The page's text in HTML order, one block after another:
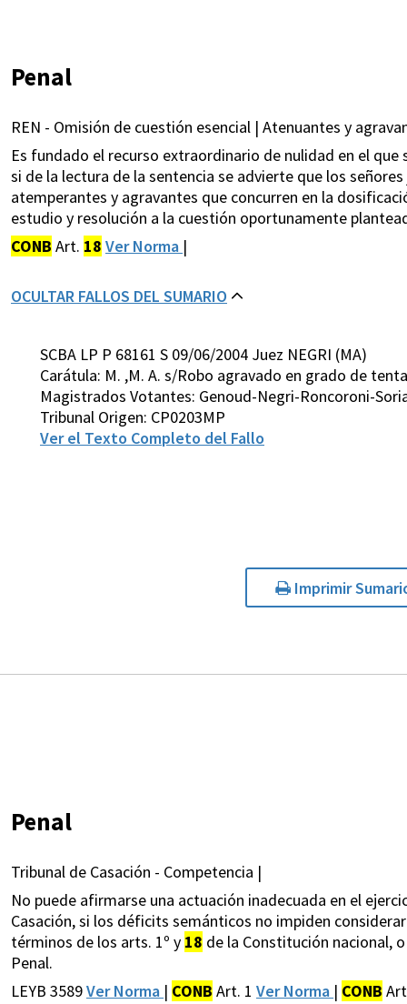
Penal
REN - Omisión de cuestión esencial | Atenuantes y
Es fundado el recurso extraordinario de nulidad en el
si de la lectura de la sentencia se advierte que los
atemperantes y agravantes que concurren en la
estudio y resolución a la cuestión oportunamente
CONB Art. 18 Ver Norma |
OCULTAR FALLOS DEL SUMARIO
SCBA LP P 68161 S 09/06/2004 Juez NEGRI (MA)
Carátula: M. ,M. A. s/Robo agravado en grado de
Magistrados Votantes: Genoud-Negri-Roncoroni-
Tribunal Origen: CP0203MP
Ver el Texto Completo del Fallo
Imprimir
Penal
Tribunal de Casación - Competencia |
No puede afirmarse una actuación inadecuada en el
Casación, si los déficits semánticos no impiden
términos de los arts. 1º y 18 de la Constitución nacional,
Penal.
LEYB 3589Ver Norma | CONB Art. 1 Ver Norma | CONB